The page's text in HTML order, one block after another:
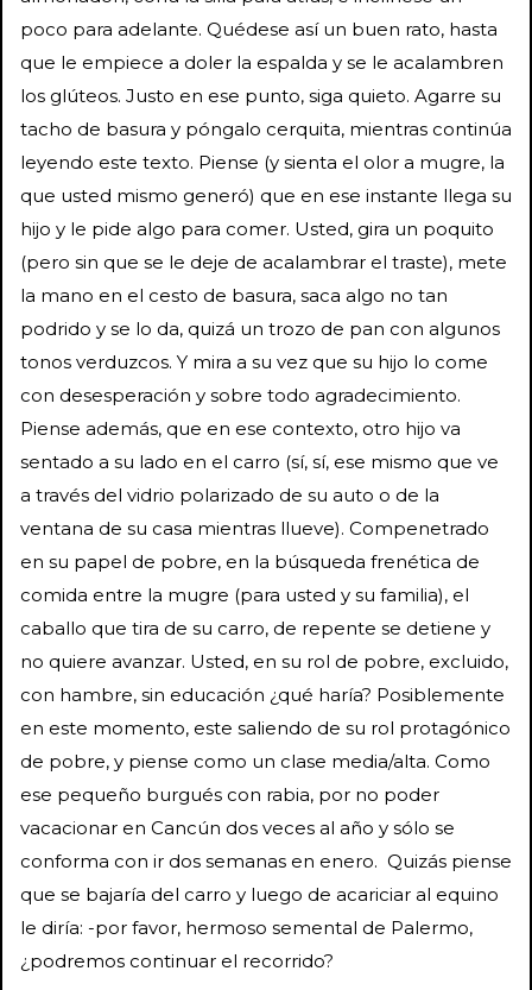
poco para adelante. Quédese así un buen rato, hasta
que le empiece a doler la espalda y se le acalambren
los glúteos. Justo en ese punto, siga quieto. Agarre su
tacho de basura y póngalo cerquita, mientras continúa
leyendo este texto. Piense (y sienta el olor a mugre, la
que usted mismo generó) que en ese instante llega su
hijo y le pide algo para comer. Usted, gira un poquito
(pero sin que se le deje de acalambrar el traste), mete
la mano en el cesto de basura, saca algo no tan
podrido y se lo da, quizá un trozo de pan con algunos
tonos verduzcos. Y mira a su vez que su hijo lo come
con desesperación y sobre todo agradecimiento.
Piense además, que en ese contexto, otro hijo va
sentado a su lado en el carro (sí, sí, ese mismo que ve
a través del vidrio polarizado de su auto o de la
ventana de su casa mientras llueve). Compenetrado
en su papel de pobre, en la búsqueda frenética de
comida entre la mugre (para usted y su familia), el
caballo que tira de su carro, de repente se detiene y
no quiere avanzar. Usted, en su rol de pobre, excluido,
con hambre, sin educación ¿qué haría? Posiblemente
en este momento, este saliendo de su rol protagónico
de pobre, y piense como un clase media/alta. Como
ese pequeño burgués con rabia, por no poder
vacacionar en Cancún dos veces al año y sólo se
conforma con ir dos semanas en enero. Quizás piense
que se bajaría del carro y luego de acariciar al equino
le diría: -por favor, hermoso semental de Palermo,
¿podremos continuar el recorrido?